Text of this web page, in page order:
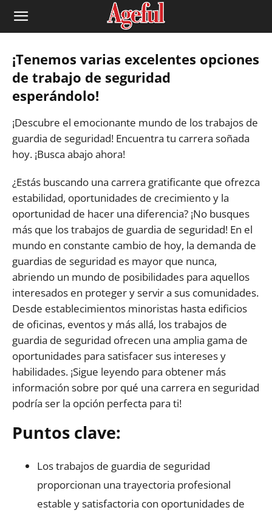
¡Tenemos varias excelentes opciones
de trabajo de seguridad
esperándolo!
¡Descubre el emocionante mundo de los trabajos de
guardia de seguridad! Encuentra tu carrera soñada
hoy. ¡Busca abajo ahora!
¿Estás buscando una carrera gratificante que ofrezca
estabilidad, oportunidades de crecimiento y la
oportunidad de hacer una diferencia? ¡No busques
más que los trabajos de guardia de seguridad! En el
mundo en constante cambio de hoy, la demanda de
guardias de seguridad es mayor que nunca,
abriendo un mundo de posibilidades para aquellos
interesados en proteger y servir a sus comunidades.
Desde establecimientos minoristas hasta edificios
de oficinas, eventos y más allá, los trabajos de
guardia de seguridad ofrecen una amplia gama de
oportunidades para satisfacer sus intereses y
habilidades. ¡Sigue leyendo para obtener más
información sobre por qué una carrera en seguridad
podría ser la opción perfecta para ti!
Puntos clave:
Los trabajos de guardia de seguridad
proporcionan una trayectoria profesional
estable y satisfactoria con oportunidades de